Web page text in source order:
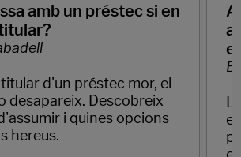
amb un préstec si en
d'un préstec mor, el
desapareix. Descobreix
i quines opcions
hereus.